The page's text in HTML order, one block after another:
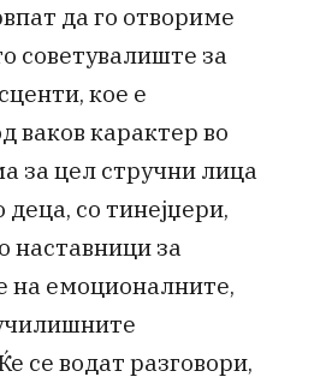
да го отвориме
советувалиште за
кое е
ваков карактер во
за цел стручни лица
деца, со тинејџери,
наставници за
на емоционалните,
се водат разговори,